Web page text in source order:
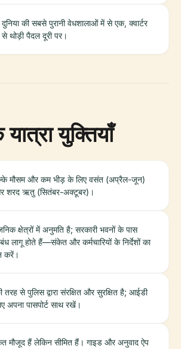
दुनिया की सबसे पुरानी वेधशालाओं में से एक, क्वार्टर
से थोड़ी पैदल दूरी पर।
यात्रा युक्तियाँ
मौसम और कम भीड़ के लिए वसंत (अप्रैल-जून)
शरद ऋतु (सितंबर-अक्टूबर)।
क्षेत्रों में अनुमति है; सरकारी भवनों के पास
लागू होते हैं—संकेत और कर्मचारियों के निर्देशों का
करें।
तरह से पुलिस द्वारा संरक्षित और सुरक्षित है; आईडी
अपना पासपोर्ट साथ रखें।
मौजूद हैं लेकिन सीमित हैं। गाइड और अनुवाद ऐप